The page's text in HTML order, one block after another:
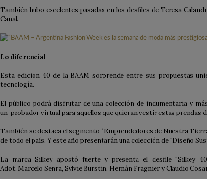
También hubo excelentes pasadas en los desfiles de Teresa
Canal.
Lo diferencial
Esta edición 40 de la BAAM sorprende entre sus propuestas
tecnología.
El público podrá disfrutar de una colección de indumentaria y
un probador virtual para aquellos que quieran vestir estas prendas
También se destaca el segmento “Emprendedores de Nuestra
de todo el país. Y este año presentarán una colección de “Diseño
La marca Silkey apostó fuerte y presenta el desfile “Silkey
Adot, Marcelo Senra, Sylvie Burstin, Hernán Fragnier y Claudio